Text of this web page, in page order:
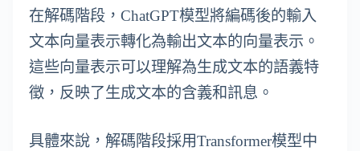
在解碼階段，ChatGPT模型將編碼後的輸入
文本向量表示轉化為輸出文本的向量表示。
這些向量表示可以理解為生成文本的語義特
徵，反映了生成文本的含義和訊息。
具體來說，解碼階段採用Transformer模型中